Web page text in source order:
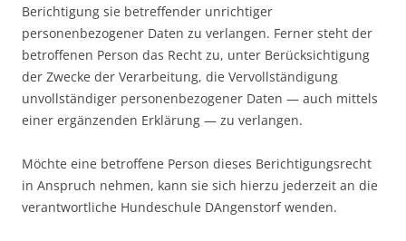
Berichtigung sie betreffender unrichtiger
personenbezogener Daten zu verlangen. Ferner steht der
betroffenen Person das Recht zu, unter Berücksichtigung
der Zwecke der Verarbeitung, die Vervollständigung
unvollständiger personenbezogener Daten — auch mittels
einer ergänzenden Erklärung — zu verlangen.
Möchte eine betroffene Person dieses Berichtigungsrecht
in Anspruch nehmen, kann sie sich hierzu jederzeit an die
verantwortliche Hundeschule DAngenstorf wenden.